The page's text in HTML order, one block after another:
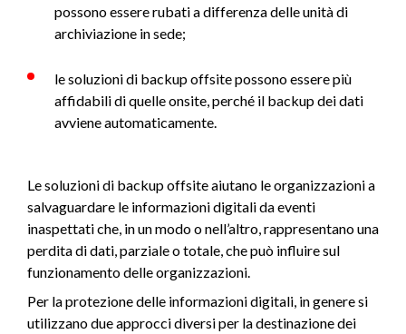
possono essere rubati a differenza delle unità di
archiviazione in sede;
le soluzioni di backup offsite possono essere più
affidabili di quelle onsite, perché il backup dei dati
avviene automaticamente.
Le soluzioni di backup offsite aiutano le organizzazioni a
salvaguardare le informazioni digitali da eventi
inaspettati che, in un modo o nell’altro, rappresentano una
perdita di dati, parziale o totale, che può influire sul
funzionamento delle organizzazioni.
Per la protezione delle informazioni digitali, in genere si
utilizzano due approcci diversi per la destinazione dei